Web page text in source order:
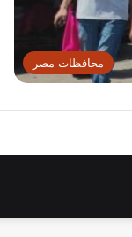
محافظات مصر